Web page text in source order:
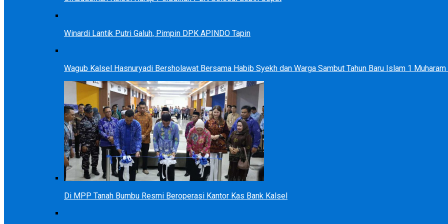
Winardi Lantik Putri Galuh, Pimpin DPK APINDO Tapin
Wagub Kalsel Hasnuryadi Bersholawat Bersama Habib Syekh dan Warga Sambut Tahun Baru Islam 1 Muharam
Di MPP Tanah Bumbu Resmi Beroperasi Kantor Kas Bank Kalsel